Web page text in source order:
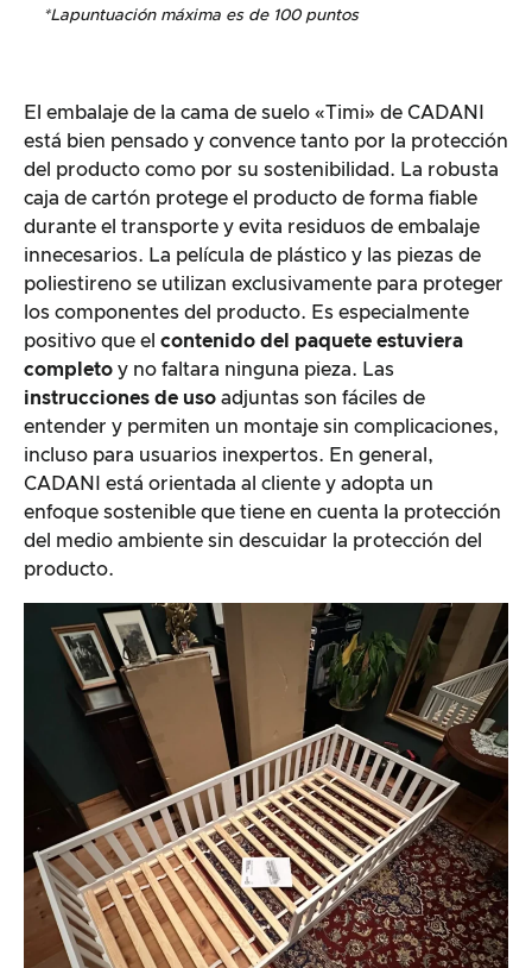
*Lapuntuación máxima es de 100 puntos
El embalaje de la cama de suelo «Timi» de CADANI
está bien pensado y convence tanto por la protección
del producto como por su sostenibilidad. La robusta
caja de cartón protege el producto de forma fiable
durante el transporte y evita residuos de embalaje
innecesarios. La película de plástico y las piezas de
poliestireno se utilizan exclusivamente para proteger
los componentes del producto. Es especialmente
positivo que el contenido del paquete estuviera
completo y no faltara ninguna pieza. Las
instrucciones de uso adjuntas son fáciles de
entender y permiten un montaje sin complicaciones,
incluso para usuarios inexpertos. En general,
CADANI está orientada al cliente y adopta un
enfoque sostenible que tiene en cuenta la protección
del medio ambiente sin descuidar la protección del
producto.